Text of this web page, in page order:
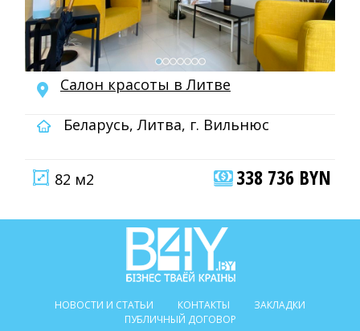
Салон красоты в Литве
Беларусь, Литва, г. Вильнюс
82 м2 338 736 BYN
НОВОСТИ И СТАТЬИ КОНТАКТЫ
ЗАКЛАДКИ
ПУБЛИЧНЫЙ ДОГОВОР